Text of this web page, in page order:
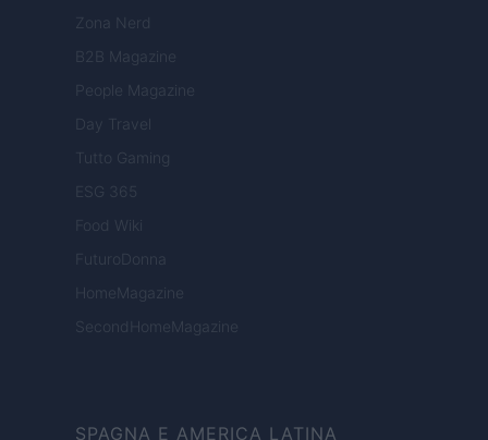
Zona Nerd
B2B Magazine
People Magazine
Day Travel
Tutto Gaming
ESG 365
Food Wiki
FuturoDonna
HomeMagazine
SecondHomeMagazine
SPAGNA E AMERICA LATINA